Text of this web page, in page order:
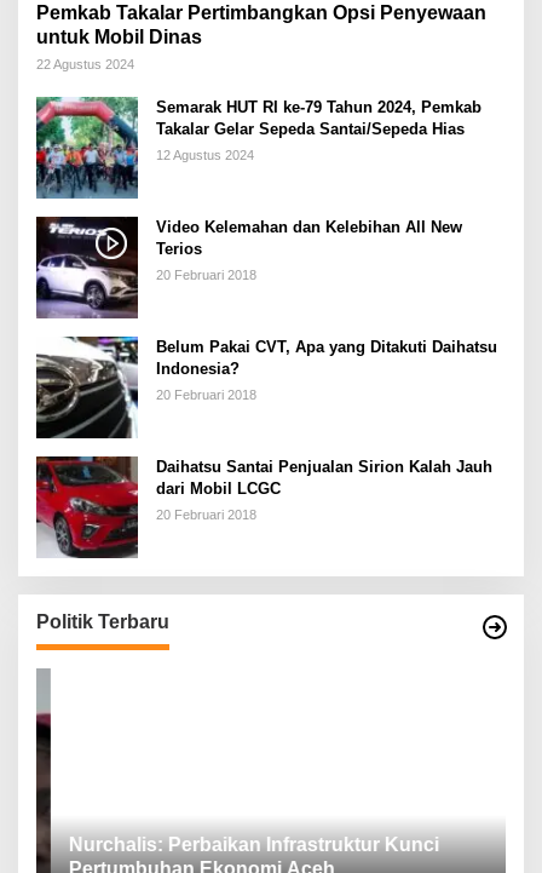
Pemkab Takalar Pertimbangkan Opsi Penyewaan
untuk Mobil Dinas
22 Agustus 2024
Semarak HUT RI ke-79 Tahun 2024, Pemkab
Takalar Gelar Sepeda Santai/Sepeda Hias
12 Agustus 2024
Video Kelemahan dan Kelebihan All New
Terios
20 Februari 2018
Belum Pakai CVT, Apa yang Ditakuti Daihatsu
Indonesia?
20 Februari 2018
Daihatsu Santai Penjualan Sirion Kalah Jauh
dari Mobil LCGC
20 Februari 2018
Politik Terbaru
Nurchalis: Perbaikan Infrastruktur Kunci
Pertumbuhan Ekonomi Aceh